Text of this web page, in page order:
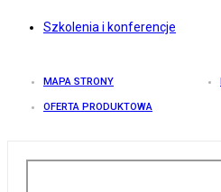
Szkolenia i konferencje
MAPA STRONY
OFERTA PRODUKTOWA